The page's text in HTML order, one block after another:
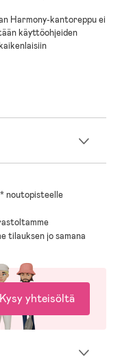
Harmony-kantoreppu ei
käyttöohjeiden
2:2015 ja ASTMF 2236
noutopisteelle
tilauksen jo samana
Kysy yhteisöltä